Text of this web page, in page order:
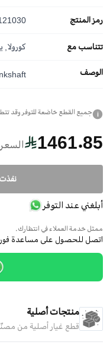
رمز المنتج
تتناسب مع كورولا,
الوصف
i جميع القطع خاضعة للتوفر وقد
1461.85
أبلغني عند التوفر
ممثل خدمة العملاء في انتظارك.
اتصل للحصول على مساعدة
منتجات أصلية
قطع غيار أصلية من